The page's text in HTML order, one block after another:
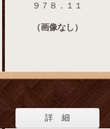
９７８．１１
（画像なし）
詳 細